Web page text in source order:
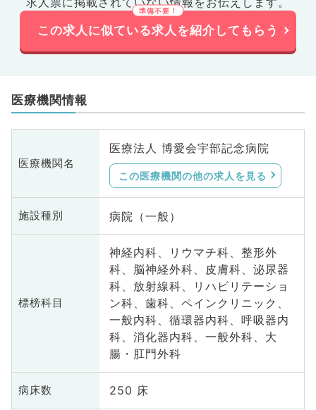
この求人に似ている求人を紹介してもらう
医療機関情報
医療機関名
医療法人 博愛会宇部記念病院
この医療機関の他の求人を見る
施設種別 病院（一般）
標榜科目
神経内科、リウマチ科、整形外
科、脳神経外科、皮膚科、泌尿器
科、放射線科、リハビリテーショ
ン科、歯科、ペインクリニック、
一般内科、循環器内科、呼吸器内
科、消化器内科、一般外科、大
腸・肛門外科
病床数 250 床